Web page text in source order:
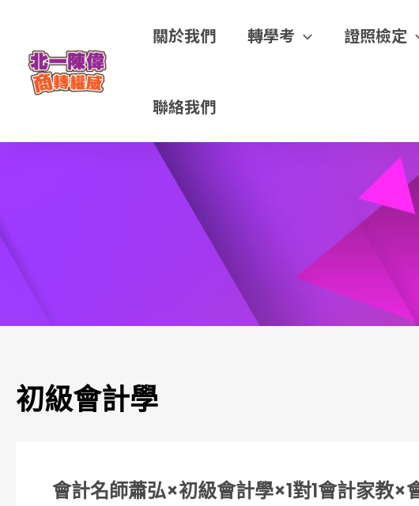
關於我們 轉學考 證照檢定
聯絡我們
初級會計學
會計名師蕭弘×初級會計學×1對1會計家教×